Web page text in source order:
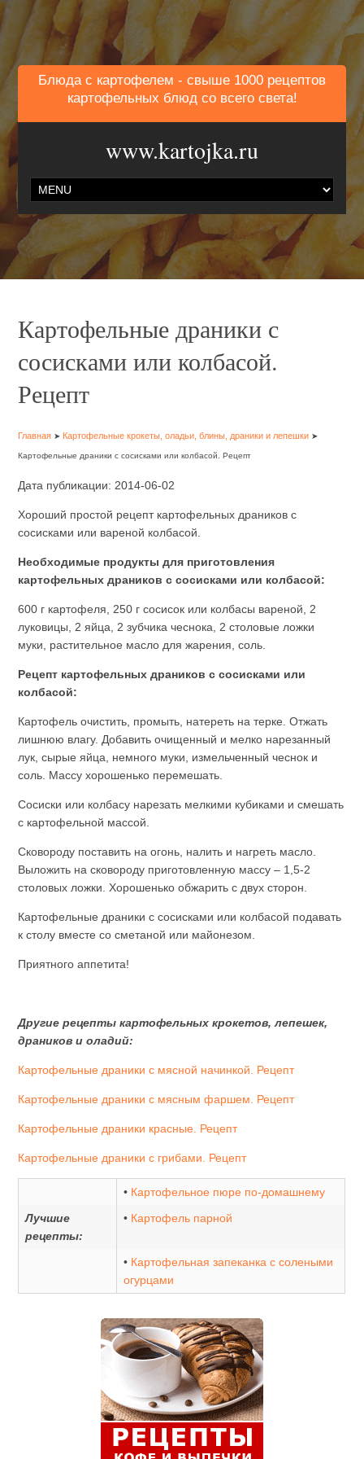
Блюда с картофелем - свыше 1000 рецептов
картофельных блюд со всего света!
www.kartojka.ru
Картофельные драники с
сосисками или колбасой.
Рецепт
Главная ➤ Картофельные крокеты, оладьи, блины, драники и лепешки ➤
Картофельные драники с сосисками или колбасой. Рецепт
Дата публикации: 2014-06-02
Хороший простой рецепт картофельных драников с
сосисками или вареной колбасой.
Необходимые продукты для приготовления
картофельных драников с сосисками или колбасой:
600 г картофеля, 250 г сосисок или колбасы вареной, 2
луковицы, 2 яйца, 2 зубчика чеснока, 2 столовые ложки
муки, растительное масло для жарения, соль.
Рецепт картофельных драников с сосисками или
колбасой:
Картофель очистить, промыть, натереть на терке. Отжать
лишнюю влагу. Добавить очищенный и мелко нарезанный
лук, сырые яйца, немного муки, измельченный чеснок и
соль. Массу хорошенько перемешать.
Сосиски или колбасу нарезать мелкими кубиками и смешать
с картофельной массой.
Сковороду поставить на огонь, налить и нагреть масло.
Выложить на сковороду приготовленную массу – 1,5-2
столовых ложки. Хорошенько обжарить с двух сторон.
Картофельные драники с сосисками или колбасой подавать
к столу вместе со сметаной или майонезом.
Приятного аппетита!
Другие рецепты картофельных крокетов, лепешек,
драников и оладий:
Картофельные драники с мясной начинкой. Рецепт
Картофельные драники с мясным фаршем. Рецепт
Картофельные драники красные. Рецепт
Картофельные драники с грибами. Рецепт
• Картофельное пюре по-домашнему
Лучшие
рецепты:
• Картофель парной
• Картофельная запеканка с солеными
огурцами